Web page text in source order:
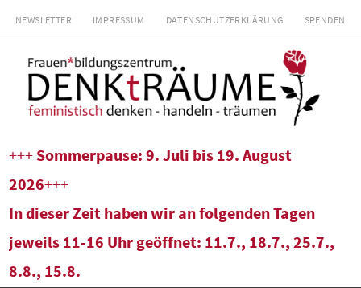
Zum
springen
NEWSLETTER IMPRESSUM DATENSCHUTZERKLÄRUNG SPENDEN
+++ Sommerpause: 9. Juli bis 19. August
2026+++
In dieser Zeit haben wir an folgenden Tagen
jeweils 11-16 Uhr geöffnet: 11.7., 18.7., 25.7.,
8.8., 15.8.